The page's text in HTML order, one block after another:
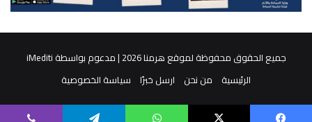
جميع الحقوق محفوظة لموقع هرمنا 2026 | مدعوم بواسطة
iMediti
الرئيسية
من نحن ارسل خبرًا سياسة الخصوصية